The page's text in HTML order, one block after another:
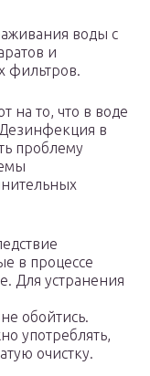
воды с
и
фильтров.
на то, что в воде
в
проблему
в процессе
Для устранения
обойтись.
употреблять,
очистку.